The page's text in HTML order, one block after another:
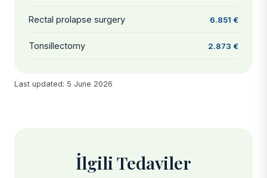
Rectal prolapse surgery 6.851 €
Tonsillectomy 2.873 €
Last updated: 5 June 2026
İlgili Tedaviler